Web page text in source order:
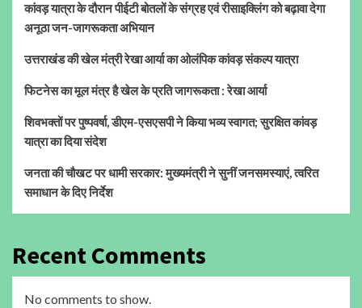
कांवड़ यात्रा के दौरान पीईटी बोतलों के संग्रह एवं रीसाइक्लिंग को बढ़ावा देगा
अनूठा जन-जागरूकता अभियान
उत्तराखंड की खेल मंत्री रेखा आर्या का ओलंपिक कांवड़ संकल्प यात्रा
फिटनेस का मूल मंत्र है खेल के प्रति जागरूकता : रेखा आर्या
शिवभक्तों पर पुष्पवर्षा, डीएम-एसएसपी ने किया भव्य स्वागत; सुरक्षित कांवड़
यात्रा का दिया संदेश
जनता की चौखट पर धामी सरकार: मुख्यमंत्री ने सुनीं जनसमस्याएं, त्वरित
समाधान के दिए निर्देश
Recent Comments
No comments to show.